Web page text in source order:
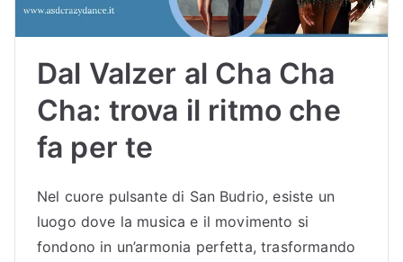
Dal Valzer al Cha Cha
Cha: trova il ritmo che
fa per te
Nel cuore pulsante di San Budrio, esiste un
luogo dove la musica e il movimento si
fondono in un’armonia perfetta, trasformando